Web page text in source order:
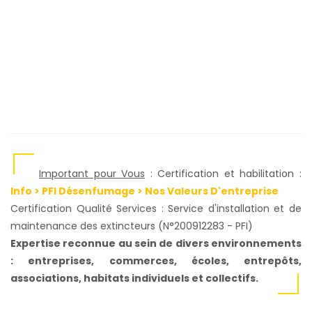
Important pour Vous : Certification et habilitation :
Info > PFI Désenfumage > Nos Valeurs D'entreprise
Certification Qualité Services : Service d'installation et de
maintenance des extincteurs (N°200912283 - PFI)
Expertise reconnue au sein de divers environnements
: entreprises, commerces, écoles, entrepôts,
associations, habitats individuels et collectifs.